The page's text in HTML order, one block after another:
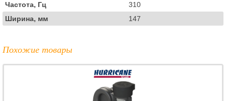
Частота, Гц
310
Ширина, мм
147
Похожие товары